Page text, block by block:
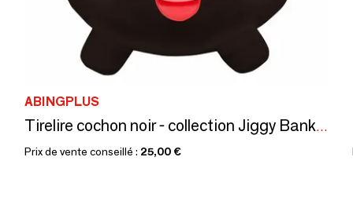
ABINGPLUS
Tirelire cochon noir - collection Jiggy Bank / SANKYO TOYS
Prix de vente conseillé : 25,00 €